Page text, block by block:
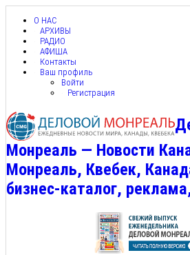
О НАС
АРХИВЫ
РАДИО
АФИША
Контакты
Ваш профиль
Войти
Регистрация
Монреаль — Новости
Монреаль, Квебек,
бизнес-каталог,